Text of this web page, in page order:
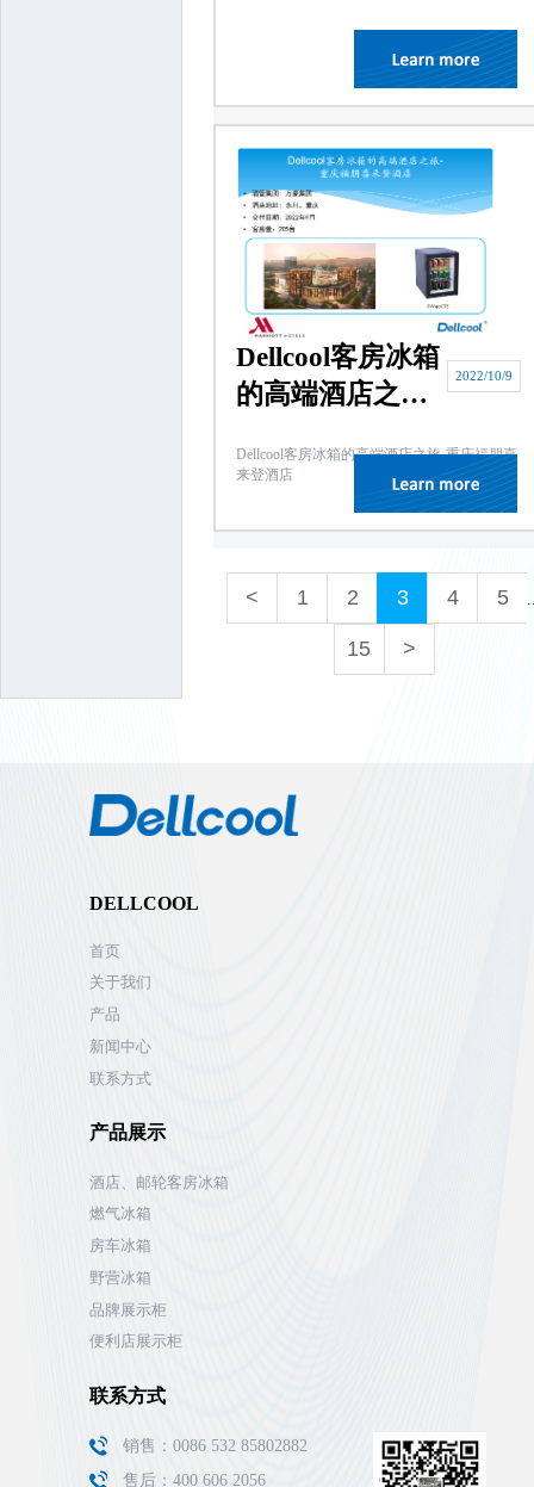
Dellcool客房冰箱
的高端酒店之旅-
酒店
2022/10/9
Dellcool客房冰箱的高端酒店之旅-重庆福朋喜
来登酒店
< 1 2 3 4 5
15 >
DELLCOOL
首页
关于我们
产品
新闻中心
联系方式
产品展示
酒店、邮轮客房冰箱
燃气冰箱
房车冰箱
野营冰箱
品牌展示柜
便利店展示柜
联系方式
销售：0086 532 85802882
售后：400 606 2056